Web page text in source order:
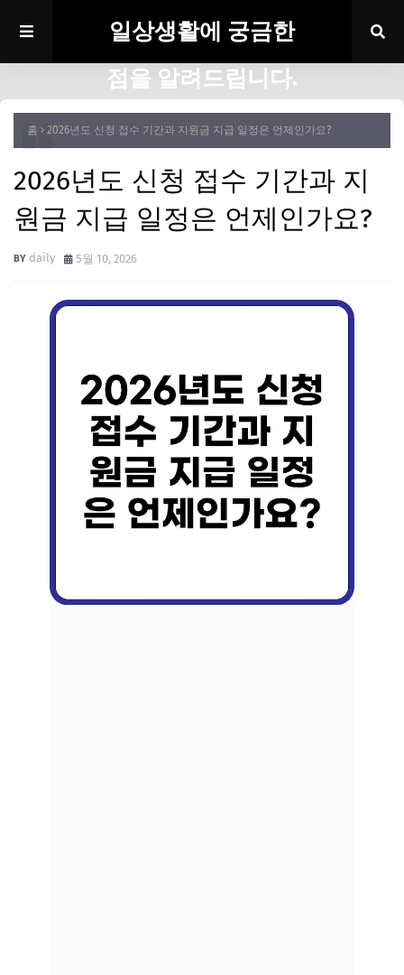
일상생활에 궁금한
점을 알려드립니다.
홈 2026년도 신청 접수 기간과 지원금 지급 일정은 언제인가요?
2026년도 신청 접수 기간과 지
원금 지급 일정은 언제인가요?
daily 5월 10, 2026